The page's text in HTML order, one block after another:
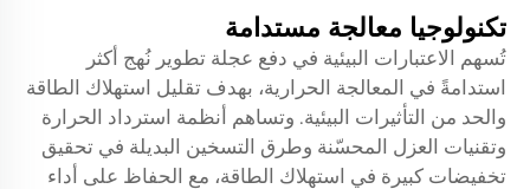
تكنولوجيا معالجة مستدامة
تُسهم الاعتبارات البيئية في دفع عجلة تطوير نُهج أكثر
استدامةً في المعالجة الحرارية، بهدف تقليل استهلاك الطاقة
والحد من التأثيرات البيئية. وتساهم أنظمة استرداد الحرارة
وتقنيات العزل المحسّنة وطرق التسخين البديلة في تحقيق
تخفيضات كبيرة في استهلاك الطاقة، مع الحفاظ على أداء